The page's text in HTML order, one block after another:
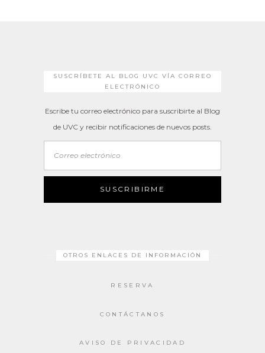
SUSCRÍBETE AL BLOG UVC VÍA CORREO
ELECTRÓNICO
Escribe tu correo electrónico para suscribirte al Blog
de UVC y recibir notificaciones de nuevos posts.
SUSCRIBIRME
OTROS ENLACES DE INFORMACIÓN
RESERVA
CONTÁCTANOS
AVISO DE PRIVACIDAD